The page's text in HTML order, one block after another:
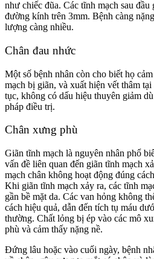
như chiếc đũa. Các tĩnh mạch sau
đường kính trên 3mm. Bệnh càng
lượng càng nhiều.
Chân đau nhức
Một số bệnh nhân còn cho biết họ
mạch bị giãn, và xuất hiện vết thâm
tục, không có dấu hiệu thuyên giảm
pháp điều trị.
Chân xưng phù
Giãn tĩnh mạch là nguyên nhân phổ
vấn đề liên quan đến giãn tĩnh mạch
mạch chân không hoạt động đúng
Khi giãn tĩnh mạch xảy ra, các tĩnh
gần bề mặt da. Các van hỏng không
cách hiệu quả, dẫn đến tích tụ máu
thường. Chất lỏng bị ép vào các mô
phù và cảm thấy nặng nề.
Đứng lâu hoặc vào cuối ngày, bệnh